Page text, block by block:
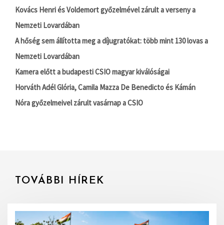
Kovács Henri és Voldemort győzelmével zárult a verseny a
Nemzeti Lovardában
A hőség sem állította meg a díjugratókat: több mint 130 lovas a
Nemzeti Lovardában
Kamera előtt a budapesti CSIO magyar kiválóságai
Horváth Adél Glória, Camila Mazza De Benedicto és Kámán
Nóra győzelmeivel zárult vasárnap a CSIO
TOVÁBBI HÍREK